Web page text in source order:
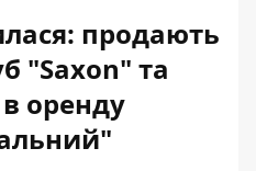
продають
"Saxon" та
оренду